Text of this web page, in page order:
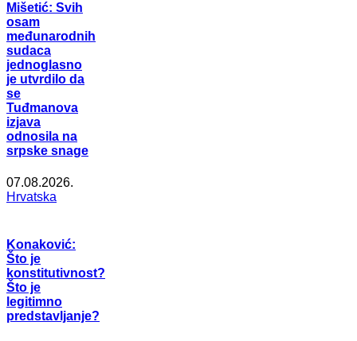
Mišetić: Svih
osam
međunarodnih
sudaca
jednoglasno
je utvrdilo da
se
Tuđmanova
izjava
odnosila na
srpske snage
07.08.2026.
Hrvatska
Konaković:
Što je
konstitutivnost?
Što je
legitimno
predstavljanje?